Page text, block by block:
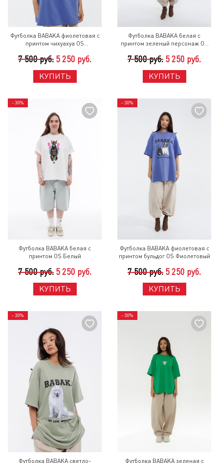
Футболка BABAKA фиолетовая с
принтом чихуахуа OS
7 500 руб. 5 250 руб.
КУПИТЬ
Футболка BABAKA белая с
принтом зеленый персонаж OS
7 500 руб. 5 250 руб.
КУПИТЬ
- 30%
Футболка BABAKA белая с
принтом OS Белый
7 500 руб. 5 250 руб.
КУПИТЬ
- 30%
Футболка BABAKA фиолетовая с
принтом бульдог OS Фиолетовый
7 500 руб. 5 250 руб.
КУПИТЬ
- 30%
Футболка BABAKA светло-
- 30%
Футболка BABAKA зеленая с